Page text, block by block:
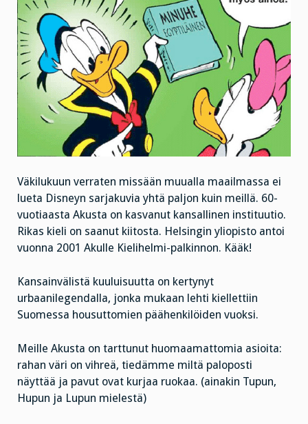
Väkilukuun verraten missään muualla maailmassa ei
lueta Disneyn sarjakuvia yhtä paljon kuin meillä. 60-
vuotiaasta Akusta on kasvanut kansallinen instituutio.
Rikas kieli on saanut kiitosta. Helsingin yliopisto antoi
vuonna 2001 Akulle Kielihelmi-palkinnon. Kääk!
Kansainvälistä kuuluisuutta on kertynyt
urbaanilegendalla, jonka mukaan lehti kiellettiin
Suomessa housuttomien päähenkilöiden vuoksi.
Meille Akusta on tarttunut huomaamattomia asioita:
rahan väri on vihreä, tiedämme miltä paloposti
näyttää ja pavut ovat kurjaa ruokaa. (ainakin Tupun,
Hupun ja Lupun mielestä)